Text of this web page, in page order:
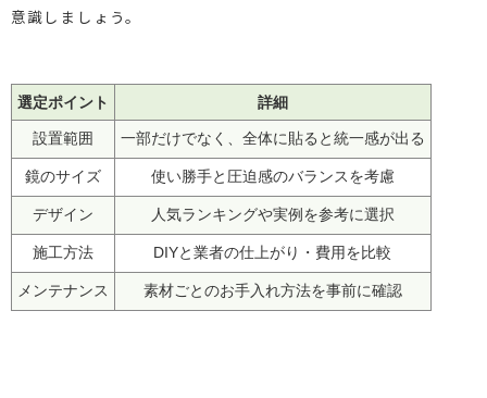
意識しましょう。
選定ポイント 詳細
設置範囲 一部だけでなく、全体に貼ると統一感が出る
鏡のサイズ 使い勝手と圧迫感のバランスを考慮
デザイン 人気ランキングや実例を参考に選択
施工方法 DIYと業者の仕上がり・費用を比較
メンテナンス 素材ごとのお手入れ方法を事前に確認